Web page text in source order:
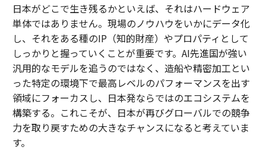
日本がどこで生き残るかといえば、それはハードウェア
単体ではありません。現場のノウハウをいかにデータ化
し、それをある種のIP（知的財産）やプロパティとして
しっかりと握っていくことが重要です。AI先進国が強い
汎用的なモデルを追うのではなく、造船や精密加工とい
った特定の環境下で最高レベルのパフォーマンスを出す
領域にフォーカスし、日本発ならではのエコシステムを
構築する。これこそが、日本が再びグローバルでの競争
力を取り戻すための大きなチャンスになると考えていま
す。